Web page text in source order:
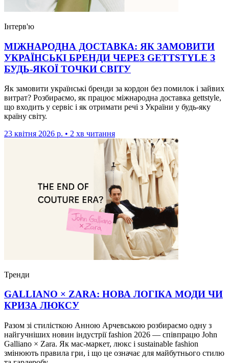
Інтерв'ю
МІЖНАРОДНА ДОСТАВКА: ЯК ЗАМОВИТИ
УКРАЇНСЬКІ БРЕНДИ ЧЕРЕЗ GETTSTYLE З
БУДЬ-ЯКОЇ ТОЧКИ СВІТУ
Як замовити українські бренди за кордон без помилок і зайвих
витрат? Розбираємо, як працює міжнародна доставка gettstyle,
що входить у сервіс і як отримати речі з України у будь-яку
країну світу.
23 квітня 2026 р. • 2 хв читання
Тренди
GALLIANO × ZARA: НОВА ЛОГІКА МОДИ ЧИ
КРИЗА ЛЮКСУ
Разом зі стилісткою Анною Арчевською розбираємо одну з
найгучніших новин індустрії fashion 2026 — співпрацю John
Galliano × Zara. Як мас-маркет, люкс і sustainable fashion
змінюють правила гри, і що це означає для майбутнього стилю